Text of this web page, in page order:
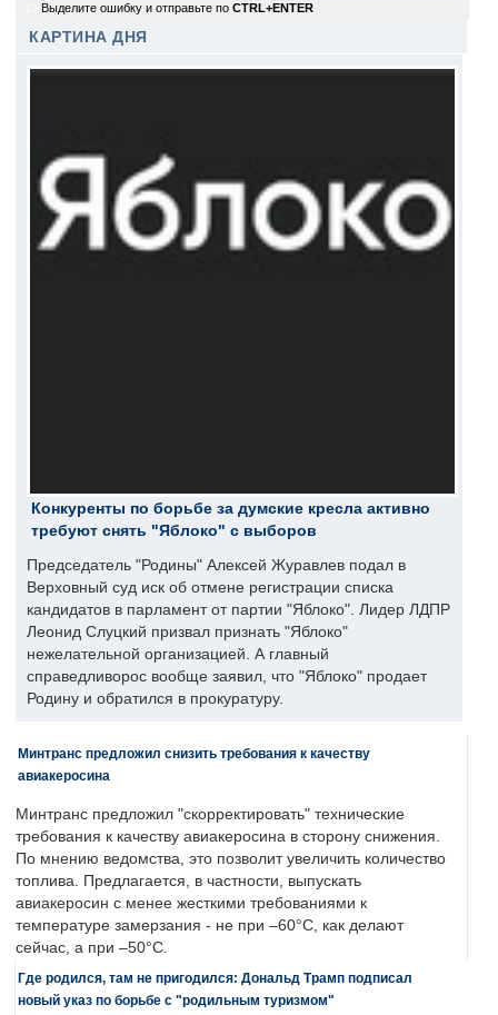
Выделите ошибку и отправьте по CTRL+ENTER
КАРТИНА ДНЯ
Конкуренты по борьбе за думские кресла активно
требуют снять "Яблоко" с выборов
Председатель "Родины" Алексей Журавлев подал в
Верховный суд иск об отмене регистрации списка
кандидатов в парламент от партии "Яблоко". Лидер ЛДПР
Леонид Слуцкий призвал признать "Яблоко"
нежелательной организацией. А главный
справедливорос вообще заявил, что "Яблоко" продает
Родину и обратился в прокуратуру.
Минтранс предложил снизить требования к качеству
авиакеросина
Минтранс предложил "скорректировать" технические
требования к качеству авиакеросина в сторону снижения.
По мнению ведомства, это позволит увеличить количество
топлива. Предлагается, в частности, выпускать
авиакеросин с менее жесткими требованиями к
температуре замерзания - не при –60°C, как делают
сейчас, а при –50°C.
Где родился, там не пригодился: Дональд Трамп подписал
новый указ по борьбе с "родильным туризмом"